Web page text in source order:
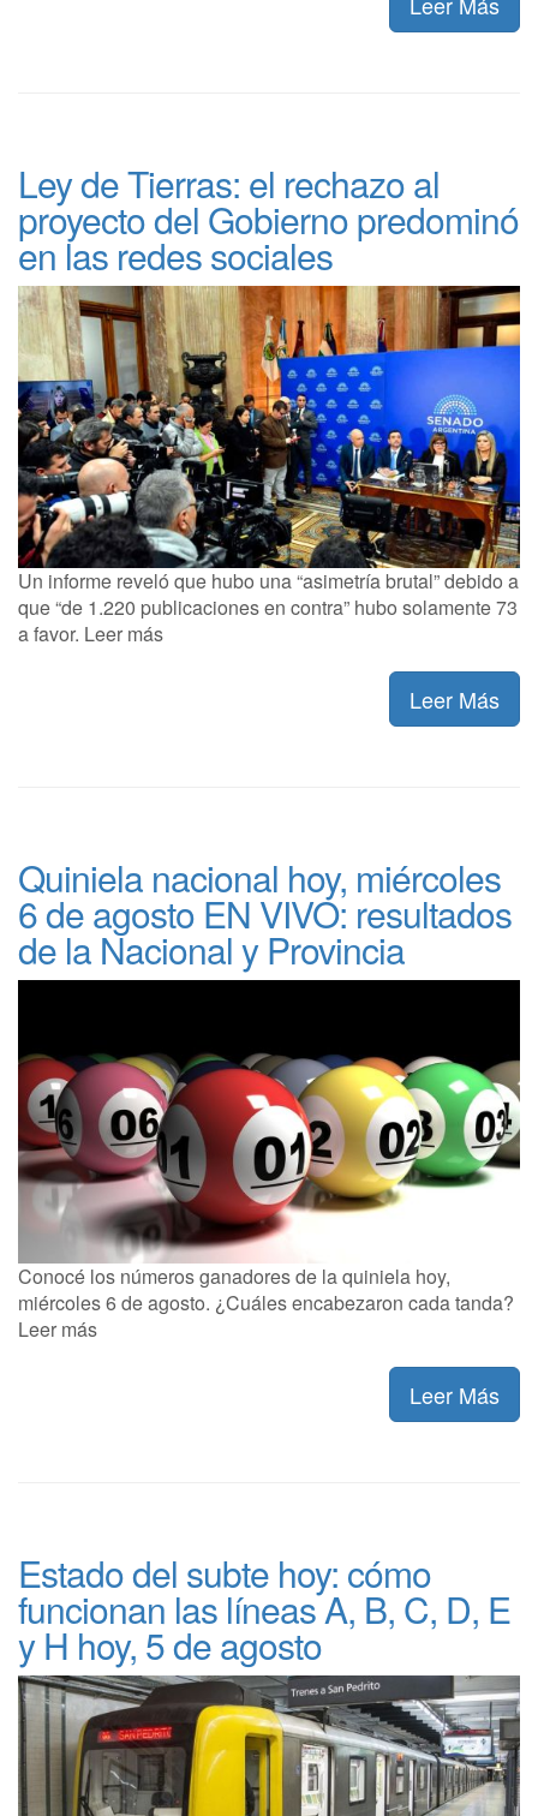
Ley de Tierras: el rechazo al
proyecto del Gobierno predominó
en las redes sociales
Un informe reveló que hubo una “asimetría brutal” debido a
que “de 1.220 publicaciones en contra” hubo solamente 73
a favor. Leer más
Leer Más
Quiniela nacional hoy, miércoles
6 de agosto EN VIVO: resultados
de la Nacional y Provincia
Conocé los números ganadores de la quiniela hoy,
miércoles 6 de agosto. ¿Cuáles encabezaron cada tanda?
Leer más
Leer Más
Estado del subte hoy: cómo
funcionan las líneas A, B, C, D, E
y H hoy, 5 de agosto